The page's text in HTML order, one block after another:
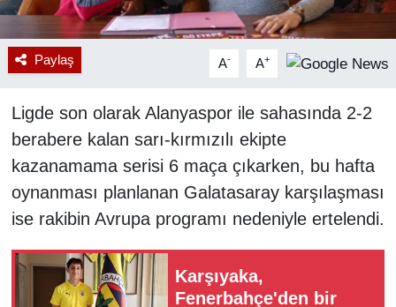
Paylaş A- A+
Ligde son olarak Alanyaspor ile sahasında 2-2
berabere kalan sarı-kırmızılı ekipte
kazanamama serisi 6 maça çıkarken, bu hafta
oynanması planlanan Galatasaray karşılaşması
ise rakibin Avrupa programı nedeniyle ertelendi.
Karşıyaka,
Fenerbahçe'den bir